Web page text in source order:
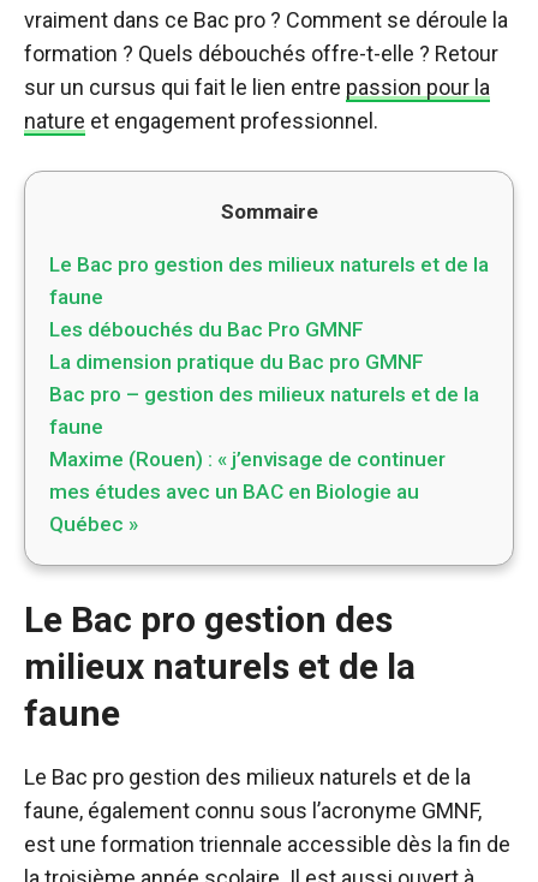
vraiment dans ce Bac pro ? Comment se déroule la
formation ? Quels débouchés offre-t-elle ? Retour
sur un cursus qui fait le lien entre passion pour la
nature et engagement professionnel.
Sommaire
Le Bac pro gestion des milieux naturels et de la
faune
Les débouchés du Bac Pro GMNF
La dimension pratique du Bac pro GMNF
Bac pro – gestion des milieux naturels et de la
faune
Maxime (Rouen) : « j’envisage de continuer
mes études avec un BAC en Biologie au
Québec »
Le Bac pro gestion des
milieux naturels et de la
faune
Le Bac pro gestion des milieux naturels et de la
faune, également connu sous l’acronyme GMNF,
est une formation triennale accessible dès la fin de